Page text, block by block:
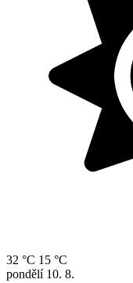
32 °C 15 °C
pondělí 10. 8.